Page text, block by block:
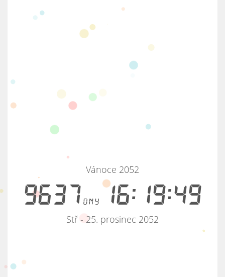
9637dny16:19:49
Vánoce 2052
Stř - 25. prosinec 2052